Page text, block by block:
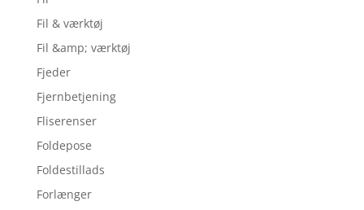
Fil & værktøj
Fil &amp; værktøj
Fjeder
Fjernbetjening
Fliserenser
Foldepose
Foldestillads
Forlænger